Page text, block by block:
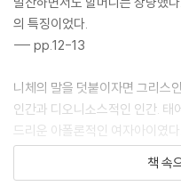
의 특징이었다.
--- pp.12-13
니체의 말을 덧붙이자면 그리스
인간과 디오니소스적인 인간. 태
드리운 아폴론적인 여자아이였
스적인 요소가 내 용모를 슬그머
책 속